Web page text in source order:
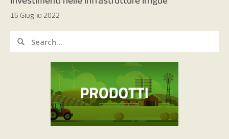
16 Giugno 2022